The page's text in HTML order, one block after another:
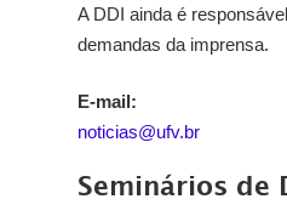
A DDI ainda é
demandas da imprensa.
E-mail:
noticias@ufv.br
Seminários